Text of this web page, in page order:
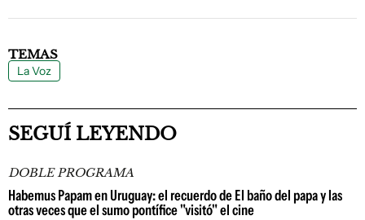
TEMAS
La Voz
SEGUÍ LEYENDO
DOBLE PROGRAMA
Habemus Papam en Uruguay: el recuerdo de El baño del papa y las
otras veces que el sumo pontífice "visitó" el cine